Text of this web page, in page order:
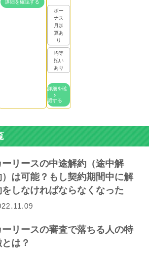
詳細を確認する
ボー
ナス
月加
算あ
り
均等
払い
あり
詳細を確
認する
ーリースの中途解約（途中解
）は可能？もし契約期間中に解
をしなければならなくなった
…
ーリースの審査で落ちる人の特
は？